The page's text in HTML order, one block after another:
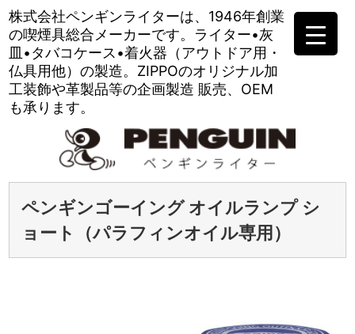
株式会社ペンギンライターは、 1946年創業
の喫煙具総合メーカーです。 ライター•灰
皿•タバコケース•着火器（アウトドア用・
仏具用他）の製造。 ZIPPOのオリジナル加
工装飾や革製品等の企画製造 販売、OEM
も承ります。
ペンギンゴーイング オイルランプ シ
ョート（パラフィンオイル専用）